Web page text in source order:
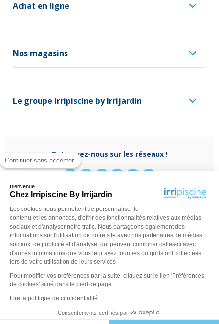
Continuer sans accepter
Bienvenue
Chez Irripiscine By Irrijardin
Les cookies nous permettent de personnaliser le
contenu et les annonces, d'offrir des fonctionnalités relatives aux médias
sociaux et d'analyser notre trafic. Nous partageons également des
informations sur l'utilisation de notre site avec nos partenaires de médias
sociaux, de publicité et d'analyse, qui peuvent combiner celles-ci avec
d'autres informations que vous leur avez fournies ou qu'ils ont collectées
lors de votre utilisation de leurs services
Pour modifier vos préférences par la suite, cliquez sur le lien 'Préférences
de cookies' situé dans le pied de page.
Lire la politique de confidentialité
Consentements certifiés par
Achat en ligne
Nos magasins
Le groupe Irripiscine by Irrijardin
Retrouvez-nous sur les réseaux !
Besoin d'aide ?
0970 818 918
(appel non surtaxé)
Du lundi au vendredi de9 h - 13 hà14 h - 18 h ou
contactez-nous vianotre formulaire
Conditions générales de ventes Mentions